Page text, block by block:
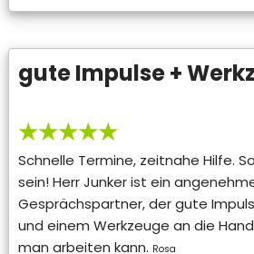
gute Impulse +
★★★★★
Schnelle Termine, zeitnahe Hilfe.
sein! Herr Junker ist ein
Gesprächspartner, der gute
und einem Werkzeuge an die
man arbeiten kann. Rosa